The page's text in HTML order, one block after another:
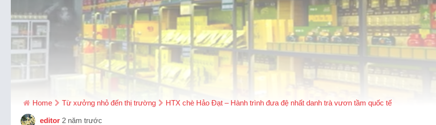
Home Từ xưởng nhỏ đến thị trường HTX chè Hảo Đạt – Hành trình đưa đệ nhất danh trà vươn tầm quốc tế
editor 2 năm trước